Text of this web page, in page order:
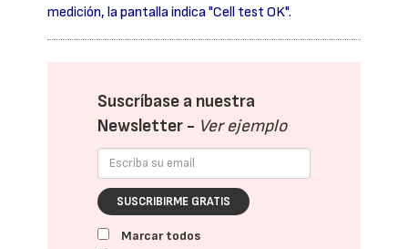
medición, la pantalla indica "Cell test OK".
Suscríbase a nuestra
Newsletter - Ver ejemplo
SUSCRIBIRME GRATIS
Marcar todos